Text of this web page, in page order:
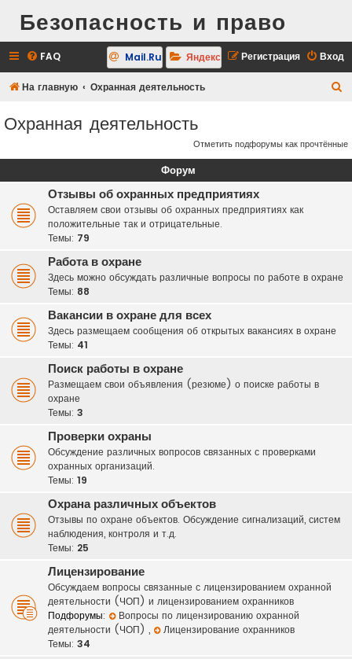
Безопасность и право
FAQ Вход
Регистрация
Mail.Ru Яндекс
На главную Охранная деятельность
с
Охранная деятельность
Отметить подфорумы как прочтённые
Форум
Отзывы об охранных предприятиях
Оставляем свои отзывы об охранных предприятиях как
положительные так и отрицательные.
Темы: 79
Работа в охране
Здесь можно обсуждать различные вопросы по работе в охране
Темы: 88
Вакансии в охране для всех
Здесь размещаем сообщения об открытых вакансиях в охране
Темы: 41
Поиск работы в охране
Размещаем свои объявления (резюме) о поиске работы в
охране
Темы: 3
Проверки охраны
Обсуждение различных вопросов связанных с проверками
охранных организаций.
Темы: 19
Охрана различных объектов
Отзывы по охране объектов. Обсуждение сигнализаций, систем
наблюдения, контроля и т.д.
Темы: 25
Лицензирование
Обсуждаем вопросы связанные с лицензированием охранной
деятельности (ЧОП) и лицензированием охранников
Подфорумы:
Вопросы по лицензированию охранной
деятельности (ЧОП) ,
Лицензирование охранников
Темы: 34